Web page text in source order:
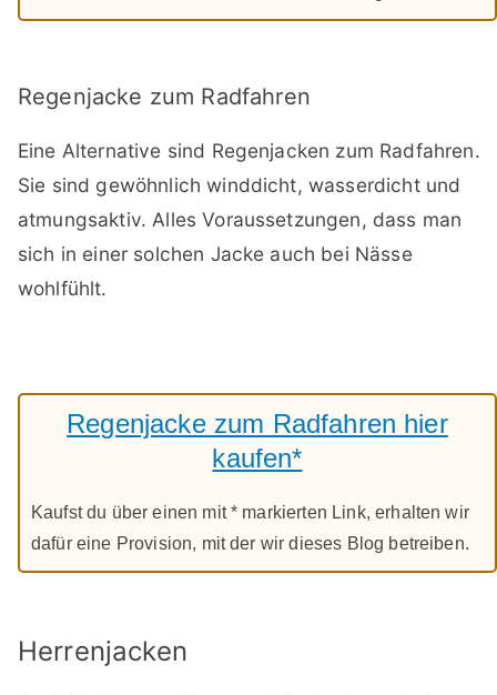
Regenjacke zum Radfahren
Eine Alternative sind Regenjacken zum Radfahren.
Sie sind gewöhnlich winddicht, wasserdicht und
atmungsaktiv. Alles Voraussetzungen, dass man
sich in einer solchen Jacke auch bei Nässe
wohlfühlt.
Regenjacke zum Radfahren hier
kaufen*
Kaufst du über einen mit * markierten Link, erhalten wir
dafür eine Provision, mit der wir dieses Blog betreiben.
Herrenjacken